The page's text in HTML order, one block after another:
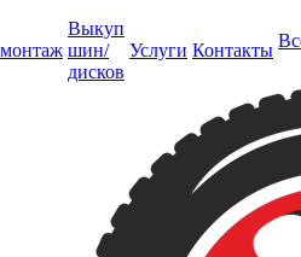
Выкуп
шин/
дисков
Услуги Контакты